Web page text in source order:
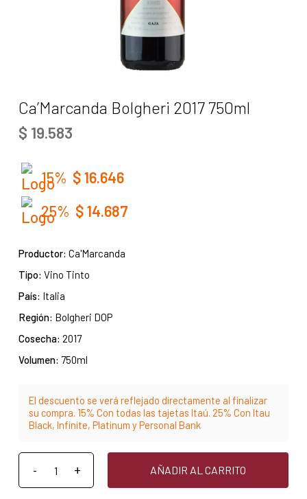
Ca’Marcanda Bolgheri 2017 750ml
$ 19.583
15% $16.646
25% $14.687
Productor: Ca'Marcanda
Tipo: Vino Tinto
País: Italia
Región: Bolgheri DOP
Cosecha: 2017
Volumen: 750ml
El descuento se verá reflejado directamente al finalizar
su compra. 15% Con todas las tajetas Itaú. 25% Con Itau
Black, Infinite, Platinum y Personal Bank
AÑADIR AL CARRITO